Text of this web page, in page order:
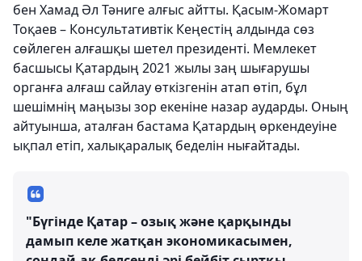
бен Хамад Әл Тәниге алғыс айтты. Қасым-Жомарт
Тоқаев – Консультативтік Кеңестің алдында сөз
сөйлеген алғашқы шетел президенті. Мемлекет
басшысы Қатардың 2021 жылы заң шығарушы
органға алғаш сайлау өткізгенін атап өтіп, бұл
шешімнің маңызы зор екеніне назар аударды. Оның
айтуынша, аталған бастама Қатардың өркендеуіне
ықпал етіп, халықаралық беделін нығайтады.
"Бүгінде Қатар – озық және қарқынды
дамып келе жатқан экономикасымен,